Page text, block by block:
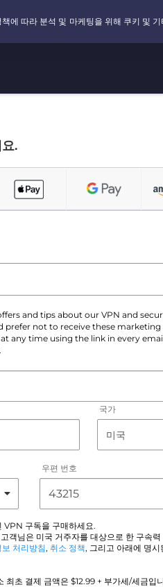
.
and tips about our VPN and
prefer not to receive these marketing
any time using the link in every
국가
우편 번호
VPN 구독을 구매하세요.
객님은 미국 거주자를 대상으로 한 구속력
처리방침, 취소 정책, 그리고 아래에 명시
최초 결제 금액은 $12.99 + 부가세/세금입